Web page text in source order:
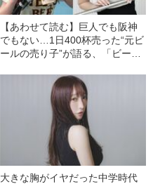
【あわせて読む】巨人でも阪神
でもない…1日400杯売った“元ビ
ールの売り子”が語る、「ビール
とは？「めっちゃ飲んでくれ
大きな胸がイヤだった中学時代